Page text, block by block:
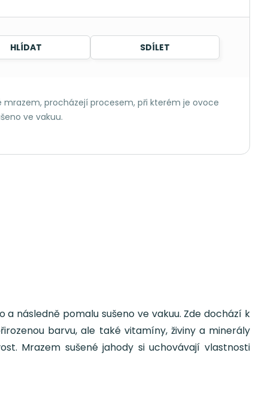
HLÍDAT SDÍLET
mrazem, procházejí procesem, při kterém je ovoce
ve vakuu.
následně pomalu sušeno ve vakuu. Zde dochází k
barvu, ale také vitamíny, živiny a minerály
Mrazem sušené jahody si uchovávají vlastnosti